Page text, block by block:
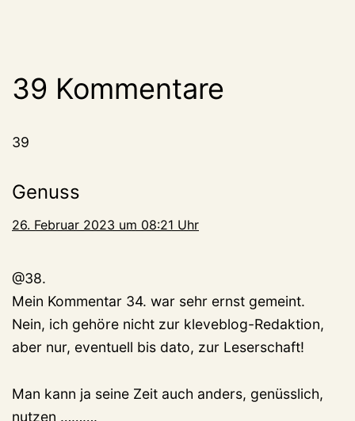
39 Kommentare
39
Genuss
26. Februar 2023 um 08:21 Uhr
@38.
Mein Kommentar 34. war sehr ernst gemeint.
Nein, ich gehöre nicht zur kleveblog-Redaktion,
aber nur, eventuell bis dato, zur Leserschaft!
Man kann ja seine Zeit auch anders, genüsslich,
nutzen ……….